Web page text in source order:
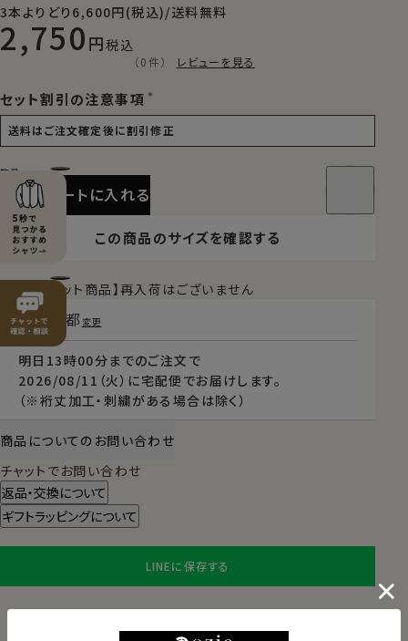
3本よりどり6,600円(税込)/送料無料
2,750 税込
（0件） レビューを見る
セット割引の注意事項
カートに入れる
この商品のサイズを確認する
【限定スポット商品】再入荷はございません
明日 13時00分 までのご注文で
2026/08/11（火） に宅配便 でお届けします。
（※裄丈加工・刺繍がある場合は除く）
東京都 変更
商品についてのお問い合わせ
チャットでお問い合わせ
返品・交換について
ギフトラッピングについて
LINEに保存する